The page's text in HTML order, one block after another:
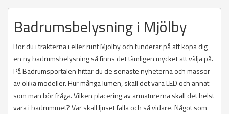
Badrumsbelysning i Mjölby
Bor du i trakterna i eller runt Mjölby och funderar på att köpa dig
en ny badrumsbelysning så finns det tämligen mycket att välja på.
På Badrumsportalen hittar du de senaste nyheterna och massor
av olika modeller. Hur många lumen, skall det vara LED och annat
som man bör fråga. Vilken placering av armaturerna skall det helst
vara i badrummet? Var skall ljuset falla och så vidare. Något som